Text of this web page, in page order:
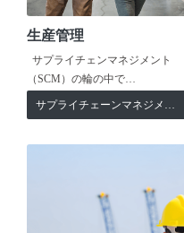
生産管理
サプライチェンマネジメント
（SCM）の輪の中で…
サプライチェーンマネジメント